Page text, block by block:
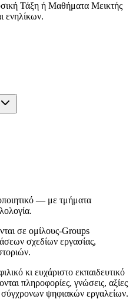
Τάξη ή Μαθήματα Μεικτής
ενηλίκων.
— με τμήματα
σε ομίλους-Groups
σχεδίων εργασίας,
κι ευχάριστο εκπαιδευτικό
πληροφορίες, γνώσεις, αξίες
ψηφιακών εργαλείων.